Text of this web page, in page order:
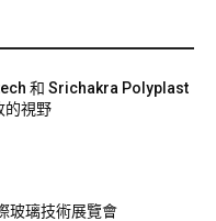
和 Srichakra Polyplast
的視野
玻璃技術展覽會